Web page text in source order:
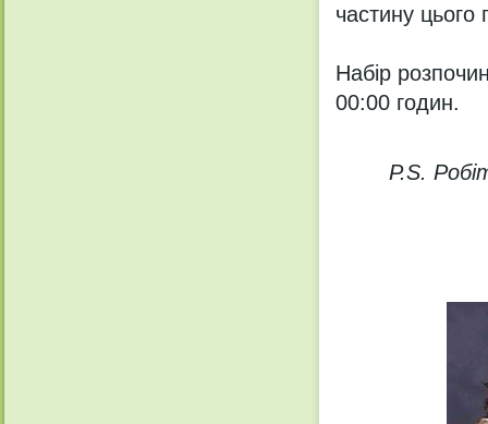
частину цього
Набір
00:00 годин.
P.S.